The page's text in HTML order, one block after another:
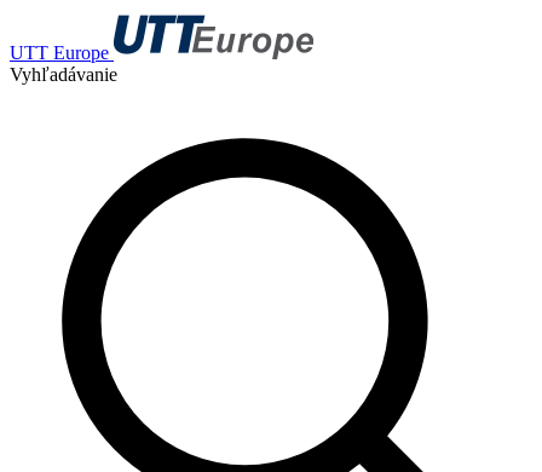
UTT Europe
Vyhľadávanie